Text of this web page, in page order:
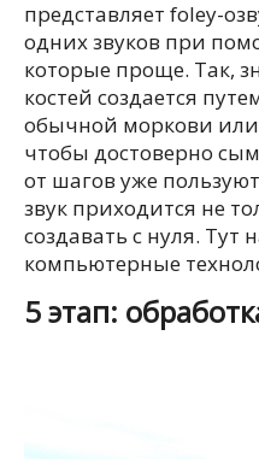
представляет foley-
одних звуков при
которые проще. Так,
костей создается
обычной моркови или
чтобы достоверно
от шагов уже
звук приходится не
создавать с нуля.
компьютерные
5 этап: